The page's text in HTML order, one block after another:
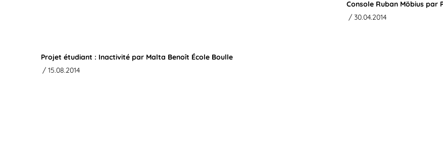
Projet étudiant : Inactivité par Malta Benoît École Boulle
/ 15.08.2014
Console Ruban Möbius par
/ 30.04.2014